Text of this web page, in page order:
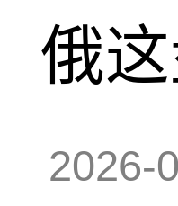
俄
2026-